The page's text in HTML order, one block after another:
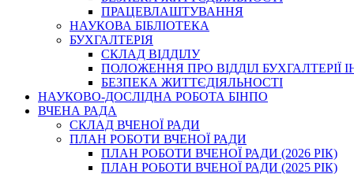
ПРАЦЕВЛАШТУВАННЯ
НАУКОВА БІБЛІОТЕКА
БУХГАЛТЕРІЯ
СКЛАД ВІДДІЛУ
ПОЛОЖЕННЯ ПРО ВІДДІЛ БУХГАЛТЕРІЇ
БЕЗПЕКА ЖИТТЄДІЯЛЬНОСТІ
НАУКОВО-ДОСЛІДНА РОБОТА БІНПО
ВЧЕНА РАДА
СКЛАД ВЧЕНОЇ РАДИ
ПЛАН РОБОТИ ВЧЕНОЇ РАДИ
ПЛАН РОБОТИ ВЧЕНОЇ РАДИ (2026 РІК)
ПЛАН РОБОТИ ВЧЕНОЇ РАДИ (2025 РІК)